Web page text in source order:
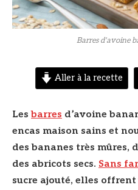
Barres d'avoine
Aller à la recette
Lesbarres d’avoine
encas maison sains et
des bananes très mûres,
des abricots secs. Sans
sucre ajouté, elles